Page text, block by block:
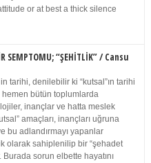
or at best a thick silence
SEMPTOMU; “ŞEHİTLİK” / Cansu
in tarihi, denilebilir ki “kutsal”ın tarihi
hemen bütün toplumlarda
inançlar ve hatta meslek
amaçları, inançları uğruna
bu adlandırmayı yapanlar
olarak sahiplenilip bir “şehadet
Burada sorun elbette hayatını